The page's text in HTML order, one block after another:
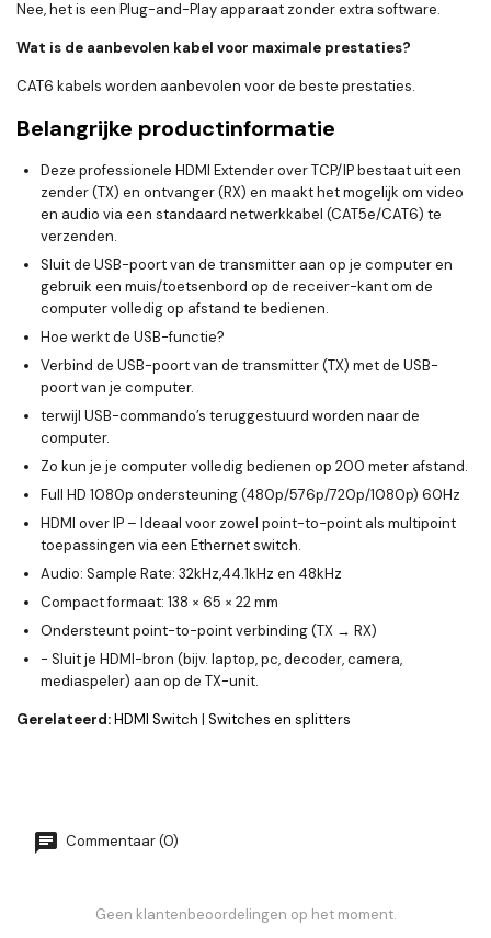
Nee, het is een Plug-and-Play apparaat zonder extra software.
Wat is de aanbevolen kabel voor maximale prestaties?
CAT6 kabels worden aanbevolen voor de beste prestaties.
Belangrijke productinformatie
Deze professionele HDMI Extender over TCP/IP bestaat uit een
zender (TX) en ontvanger (RX) en maakt het mogelijk om video
en audio via een standaard netwerkkabel (CAT5e/CAT6) te
verzenden.
Sluit de USB-poort van de transmitter aan op je computer en
gebruik een muis/toetsenbord op de receiver-kant om de
computer volledig op afstand te bedienen.
Hoe werkt de USB-functie?
Verbind de USB-poort van de transmitter (TX) met de USB-
poort van je computer.
terwijl USB-commando’s teruggestuurd worden naar de
computer.
Zo kun je je computer volledig bedienen op 200 meter afstand.
Full HD 1080p ondersteuning (480p/576p/720p/1080p) 60Hz
HDMI over IP – Ideaal voor zowel point-to-point als multipoint
toepassingen via een Ethernet switch.
Audio: Sample Rate: 32kHz,44.1kHz en 48kHz
Compact formaat: 138 × 65 × 22 mm
Ondersteunt point-to-point verbinding (TX → RX)
- Sluit je HDMI-bron (bijv. laptop, pc, decoder, camera,
mediaspeler) aan op de TX-unit.
Gerelateerd:HDMI Switch | Switches en splitters
Commentaar (0)
Geen klantenbeoordelingen op het moment.